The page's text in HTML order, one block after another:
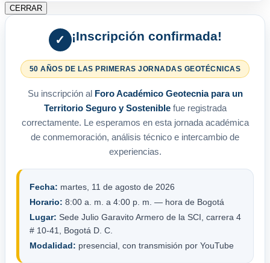
CERRAR
✓ ¡Inscripción confirmada!
50 AÑOS DE LAS PRIMERAS JORNADAS GEOTÉCNICAS
Su inscripción al Foro Académico Geotecnia para un
Territorio Seguro y Sosteniblefue registrada
correctamente. Le esperamos en esta jornada académica
de conmemoración, análisis técnico e intercambio de
experiencias.
Fecha: martes, 11 de agosto de 2026
Horario: 8:00 a. m. a 4:00 p. m. — hora de Bogotá
Lugar: Sede Julio Garavito Armero de la SCI, carrera 4
# 10-41, Bogotá D. C.
Modalidad: presencial, con transmisión por YouTube